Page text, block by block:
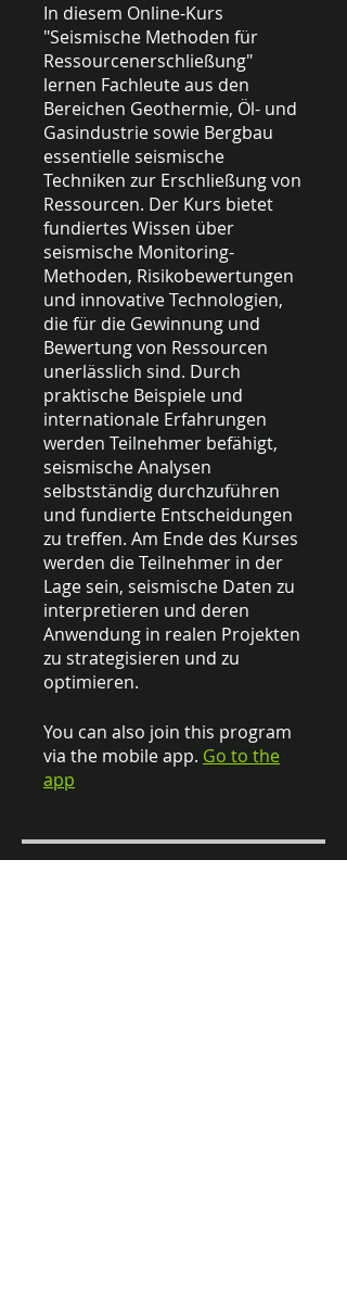
In diesem Online-Kurs
"Seismische Methoden für
Ressourcenerschließung"
lernen Fachleute aus den
Bereichen Geothermie, Öl- und
Gasindustrie sowie Bergbau
essentielle seismische
Techniken zur Erschließung von
Ressourcen. Der Kurs bietet
fundiertes Wissen über
seismische Monitoring-
Methoden, Risikobewertungen
und innovative Technologien,
die für die Gewinnung und
Bewertung von Ressourcen
unerlässlich sind. Durch
praktische Beispiele und
internationale Erfahrungen
werden Teilnehmer befähigt,
seismische Analysen
selbstständig durchzuführen
und fundierte Entscheidungen
zu treffen. Am Ende des Kurses
werden die Teilnehmer in der
Lage sein, seismische Daten zu
interpretieren und deren
Anwendung in realen Projekten
zu strategisieren und zu
optimieren.
You can also join this program
via the mobile app. Go to the
app